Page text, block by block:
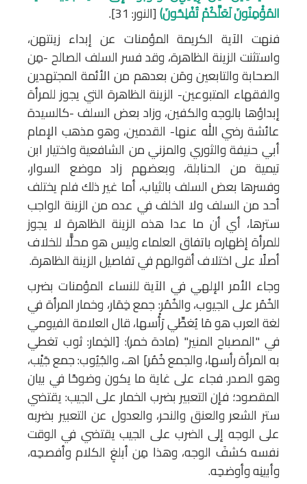
المُؤْمِنُونَ لَعَلَّكُمْ تُفْلِحُونَ﴾[النور: 31].
فنهت الآية الكريمة المؤمنات عن إبداء زينتهن،
واستثنت الزينة الظاهرة، وقد فسر السلف الصالح -مِن
الصحابة والتابعين ومَن بعدهم من الأئمة المجتهدين
والفقهاء المتبوعين- الزينة الظاهرة التي يجوز للمرأة
إبداؤها بالوجه والكفين، وزاد بعض السلف -كالسيدة
عائشة رضي الله عنها- القدمين، وهو مذهب الإمام
أبي حنيفة والثوري والمزني من الشافعية واختيار ابن
تيمية من الحنابلة، وبعضهم زاد موضع السوار،
وفسرها بعض السلف بالثياب، أما غير ذلك فلم يختلف
أحد من السلف ولا الخلف في عده من الزينة الواجب
سترها، أي أن ما عدا هذه الزينة الظاهرة لا يجوز
للمرأة إظهاره باتفاق العلماء وليس هو محلًّا للخلاف
أصلًا على اختلاف أقوالهم في تفاصيل الزينة الظاهرة.
وجاء الأمر الإلهي في الآية للنساء المؤمنات بضرب
الخُمُر على الجيوب، والخُمُر: جمع خِمَار، وخمار المرأة في
لغة العرب هو مَا يُغطِّي رَأْسها، قال العلامة الفيومي
في "المصباح المنير" (مادة خمر): [الخِمار: ثوب تغطي
به المرأة رأسها، والجمع خُمُر] اهـ، والجُيُوب: جمع جَيْب،
وهو الصدر. فجاء على غاية ما يكون وضوحًا في بيان
المقصود؛ فإن التعبير بضرب الخمار على الجيب: يقتضي
ستر الشعر والعنق والنحر، والعدول عن التعبير بضربه
على الوجه إلى الضرب على الجيب يقتضي في الوقت
نفسه كشفَ الوجه، وهذا مِن أبلغِ الكلام وأفصحِه،
وأبينِه وأوضحِه.